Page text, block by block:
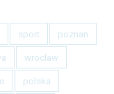
sport poznan
wroclaw
polska